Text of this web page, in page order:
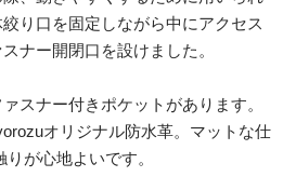
り口を固定しながら中にアクセス
ナー開閉口を設けました。
スナー付きポケットがあります。
オリジナル防水革。マットな仕
が心地よいです。